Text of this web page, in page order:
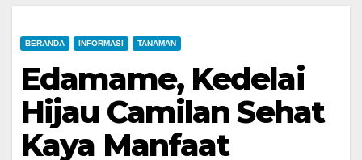
BERANDA INFORMASI TANAMAN
Edamame, Kedelai
Hijau Camilan Sehat
Kaya Manfaat